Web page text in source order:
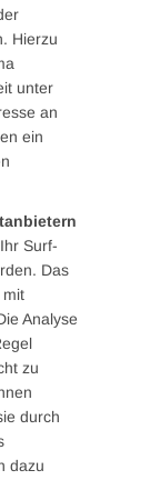
Hierzu
unter
an
ein
Surf-
Das
mit
Analyse
zu
durch
dazu